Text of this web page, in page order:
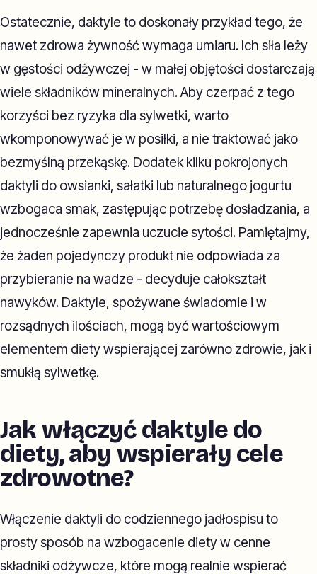
Ostatecznie, daktyle to doskonały przykład tego, że
nawet zdrowa żywność wymaga umiaru. Ich siła leży
w gęstości odżywczej - w małej objętości dostarczają
wiele składników mineralnych. Aby czerpać z tego
korzyści bez ryzyka dla sylwetki, warto
wkomponowywać je w posiłki, a nie traktować jako
bezmyślną przekąskę. Dodatek kilku pokrojonych
daktyli do owsianki, sałatki lub naturalnego jogurtu
wzbogaca smak, zastępując potrzebę dosładzania, a
jednocześnie zapewnia uczucie sytości. Pamiętajmy,
że żaden pojedynczy produkt nie odpowiada za
przybieranie na wadze - decyduje całokształt
nawyków. Daktyle, spożywane świadomie i w
rozsądnych ilościach, mogą być wartościowym
elementem diety wspierającej zarówno zdrowie, jak i
smukłą sylwetkę.
Jak włączyć daktyle do
diety, aby wspierały cele
zdrowotne?
Włączenie daktyli do codziennego jadłospisu to
prosty sposób na wzbogacenie diety w cenne
składniki odżywcze, które mogą realnie wspierać